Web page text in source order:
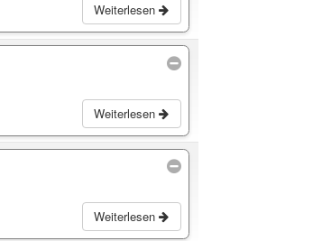
Weiterlesen
Weiterlesen
Weiterlesen